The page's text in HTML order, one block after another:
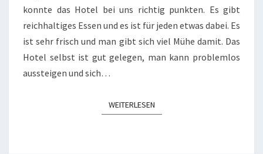
konnte das Hotel bei uns richtig punkten. Es gibt
reichhaltiges Essen und es ist für jeden etwas dabei. Es
ist sehr frisch und man gibt sich viel Mühe damit. Das
Hotel selbst ist gut gelegen, man kann problemlos
aussteigen und sich…
WEITERLESENWEITERLESEN